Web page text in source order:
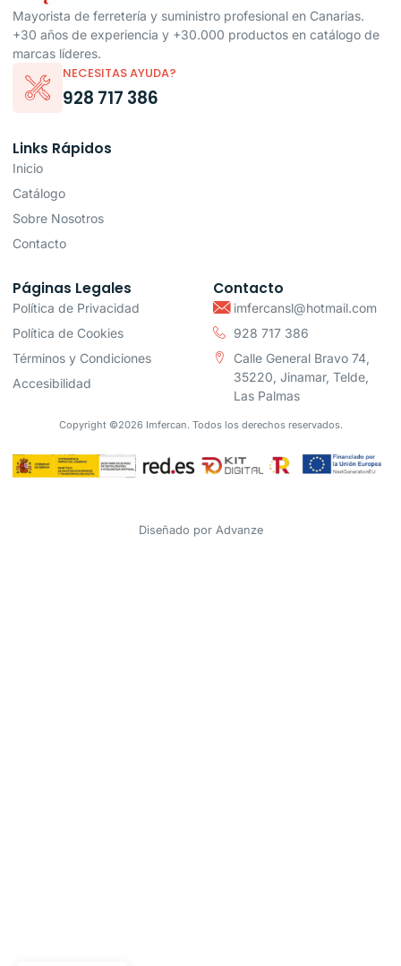
Mayorista de ferretería y suministro profesional en Canarias.
+30 años de experiencia y +30.000 productos en catálogo de
marcas líderes.
NECESITAS AYUDA?
928 717 386
Links Rápidos
Inicio
Catálogo
Sobre Nosotros
Contacto
Páginas Legales
Política de Privacidad
Política de Cookies
Términos y Condiciones
Accesibilidad
Contacto
imfercansl@hotmail.com
928 717 386
Calle General Bravo 74,
35220, Jinamar, Telde,
Las Palmas
Copyright ©2026 Imfercan. Todos los derechos reservados.
Diseñado por Advanze